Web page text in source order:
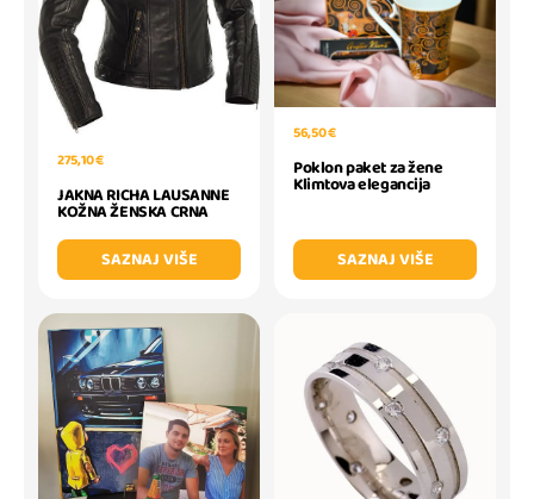
275,10 €
JAKNA RICHA LAUSANNE
KOŽNA ŽENSKA CRNA
SAZNAJ VIŠE
56,50 €
Poklon paket za žene
Klimtova elegancija
SAZNAJ VIŠE